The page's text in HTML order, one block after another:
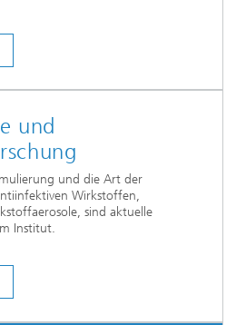
und
und die Art der
Wirkstoffen,
sind aktuelle
Institut.